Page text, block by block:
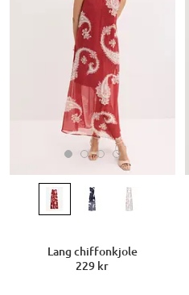
Lang chiffonkjole
229 kr